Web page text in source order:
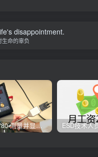
in the future.
有回报
CVM-780 测量并显示实时静电压数据、操作说明